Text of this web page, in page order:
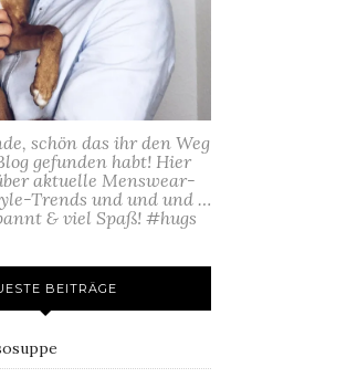
schön das ihr den Weg
gefunden habt! Hier
aktuelle Menswear-
Trends und und und …
& viel Spaß! #hugs
BEITRÄGE